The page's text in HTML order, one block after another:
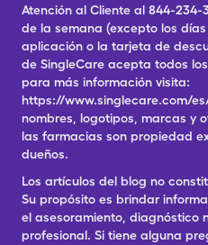
Atención al Cliente al 844-234-
de la semana (excepto los
aplicación o la tarjeta de
de SingleCare acepta todos
para más información visita:
https://www.singlecare.com/
nombres, logotipos, marcas y
las farmacias son propiedad
dueños.
Los artículos del blog no
Su propósito es brindar
el asesoramiento, diagnóstico
profesional. Si tiene alguna